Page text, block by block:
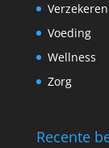
Verzekeren
Voeding
Wellness
Zorg
Recente